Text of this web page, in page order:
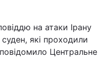
на атаки Ірану
які проходили
Центральне